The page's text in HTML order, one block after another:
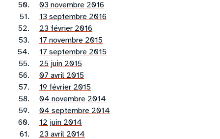
03 novembre 2016
13 septembre 2016
23 février 2016
17 novembre 2015
17 septembre 2015
25 juin 2015
07 avril 2015
19 février 2015
04 novembre 2014
04 septembre 2014
12 juin 2014
23 avril 2014